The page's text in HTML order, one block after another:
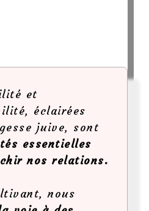
et
éclairées
juive, sont
essentielles
nos relations.
nous